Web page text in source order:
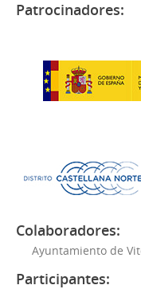
Patrocinadores:
Colaboradores:
Ayuntamiento de
Participantes: